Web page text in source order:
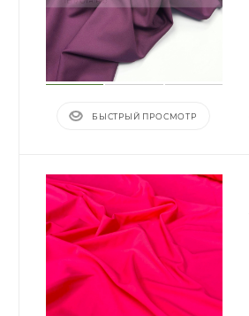
БЫСТРЫЙ ПРОСМОТР